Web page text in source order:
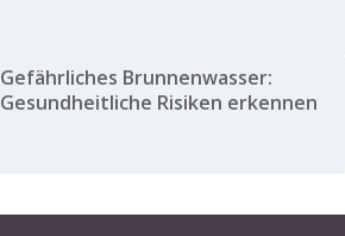
Gefährliches Brunnenwasser:
Gesundheitliche Risiken erkennen